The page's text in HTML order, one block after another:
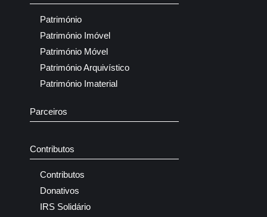
Património
Património Imóvel
Património Móvel
Património Arquivístico
Património Imaterial
Parceiros
Contributos
Contributos
Donativos
IRS Solidário